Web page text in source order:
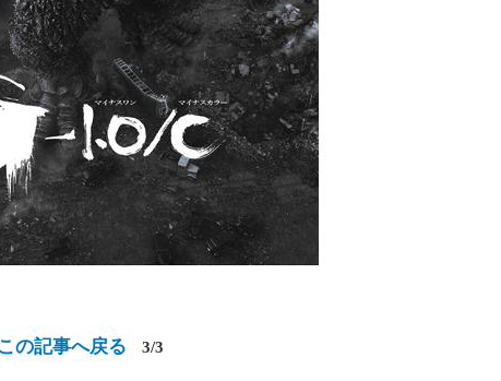
この記事へ戻る 3/3